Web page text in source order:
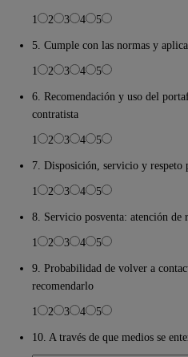
1
2 3 4
5
5. Cumple con las normas y
1
2 3 4
5
6. Recomendación y uso del
contratista
1
2 3 4
5
7. Disposición, servicio y respeto
1
2 3 4
5
8. Servicio posventa: atención de
1
2 3 4
5
9. Probabilidad de volver a
recomendarlo
1
2 3 4
5
10. A través de que medios se